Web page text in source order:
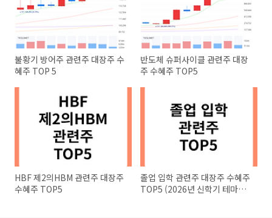
불황기 방어주 관련주 대장주 수
혜주 TOP 5
반도체 슈퍼사이클 관련주 대장
주 수혜주 TOP5
HBF 제2의HBM 관련주 대장주
수혜주 TOP5
졸업 입학 관련주 대장주 수혜주
TOP5 (2026년 신학기 테마주